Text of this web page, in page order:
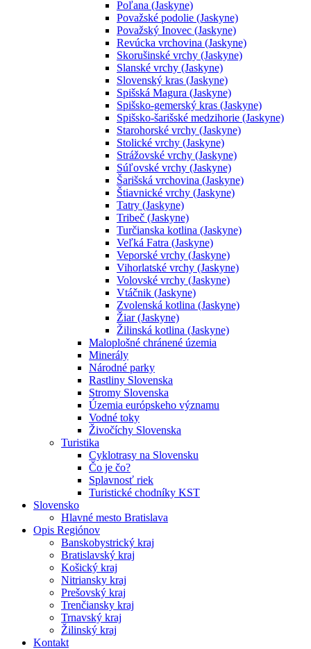
Poľana (Jaskyne)
Považské podolie (Jaskyne)
Považský Inovec (Jaskyne)
Revúcka vrchovina (Jaskyne)
Skorušinské vrchy (Jaskyne)
Slanské vrchy (Jaskyne)
Slovenský kras (Jaskyne)
Spišská Magura (Jaskyne)
Spišsko-gemerský kras (Jaskyne)
Spišsko-šarišské medzihorie (Jaskyne)
Starohorské vrchy (Jaskyne)
Stolické vrchy (Jaskyne)
Strážovské vrchy (Jaskyne)
Súľovské vrchy (Jaskyne)
Šarišská vrchovina (Jaskyne)
Štiavnické vrchy (Jaskyne)
Tatry (Jaskyne)
Tribeč (Jaskyne)
Turčianska kotlina (Jaskyne)
Veľká Fatra (Jaskyne)
Veporské vrchy (Jaskyne)
Vihorlatské vrchy (Jaskyne)
Volovské vrchy (Jaskyne)
Vtáčnik (Jaskyne)
Zvolenská kotlina (Jaskyne)
Žiar (Jaskyne)
Žilinská kotlina (Jaskyne)
Maloplošné chránené územia
Minerály
Národné parky
Rastliny Slovenska
Stromy Slovenska
Územia európskeho významu
Vodné toky
Živočíchy Slovenska
Turistika
Cyklotrasy na Slovensku
Čo je čo?
Splavnosť riek
Turistické chodníky KST
Slovensko
Hlavné mesto Bratislava
Opis Regiónov
Banskobystrický kraj
Bratislavský kraj
Košický kraj
Nitriansky kraj
Prešovský kraj
Trenčiansky kraj
Trnavský kraj
Žilinský kraj
Kontakt